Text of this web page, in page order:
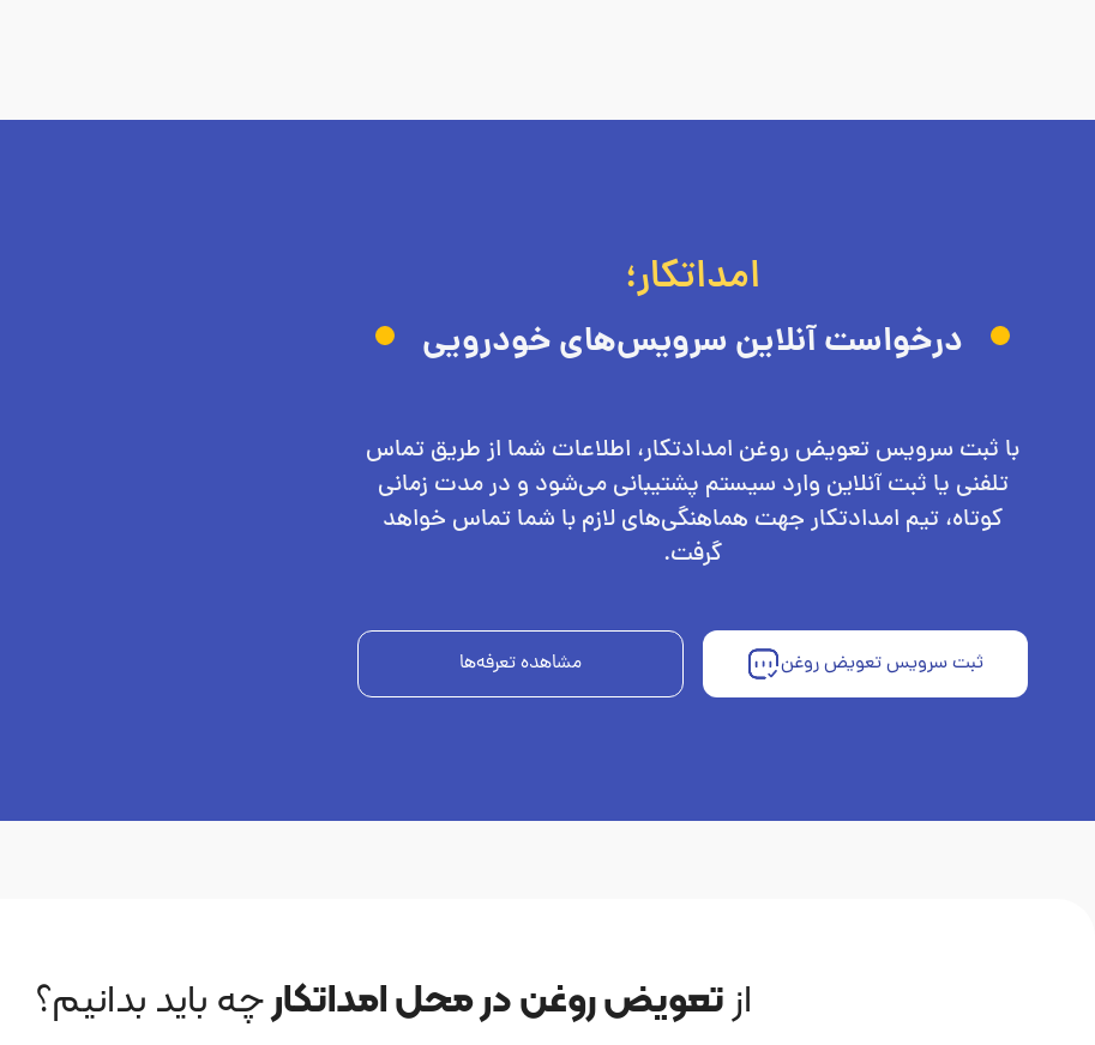
امداتکار؛
درخواست آنلاین سرویس‌های خودرویی
با ثبت سرویس تعویض روغن امدادتکار، اطلاعات شما از طریق تماس
تلفنی یا ثبت آنلاین وارد سیستم پشتیبانی می‌شود و در مدت زمانی
کوتاه، تیم امدادتکار جهت هماهنگی‌های لازم با شما تماس خواهد
گرفت.
ثبت سرویس تعویض روغن مشاهده تعرفه‌ها
ازتعویض روغن در محل امداتکارچه باید بدانیم؟